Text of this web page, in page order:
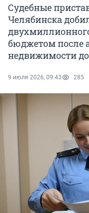
Судебные
Челябинска
бюджетом после
недвижимости
9 июля 2026, 09:43 285